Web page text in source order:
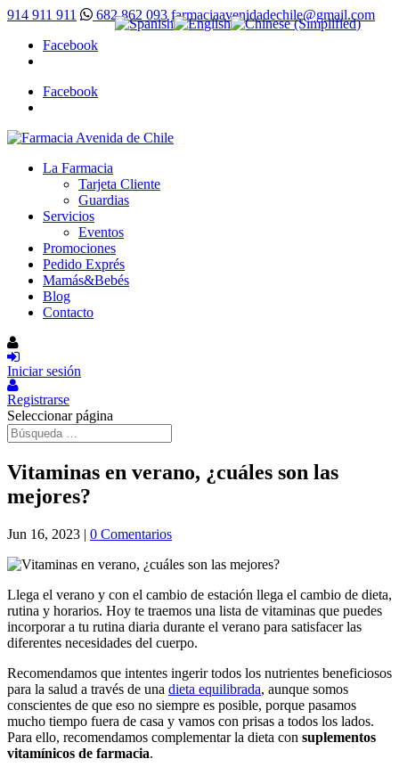
914 911 911 682 862 093 farmaciaavenidadechile@gmail.com
Facebook
Facebook
La Farmacia
Tarjeta Cliente
Guardias
Servicios
Eventos
Promociones
Pedido Exprés
Mamás&Bebés
Blog
Contacto
Iniciar sesión
Registrarse
Seleccionar página
Vitaminas en verano, ¿cuáles son las
mejores?
Jun 16, 2023 | 0 Comentarios
Llega el verano y con el cambio de estación llega el cambio de dieta,
rutina y horarios. Hoy te traemos una lista de vitaminas que puedes
incorporar a tu rutina diaria durante el verano para satisfacer las
diferentes necesidades del cuerpo.
Recomendamos que intentes ingerir todos los nutrientes beneficiosos
para la salud a través de una dieta equilibrada, aunque somos
conscientes de que eso no siempre es posible, porque pasamos
mucho tiempo fuera de casa y vamos con prisas a todos los lados.
Para ello, recomendamos complementar la dieta con suplementos
vitamínicos de farmacia.